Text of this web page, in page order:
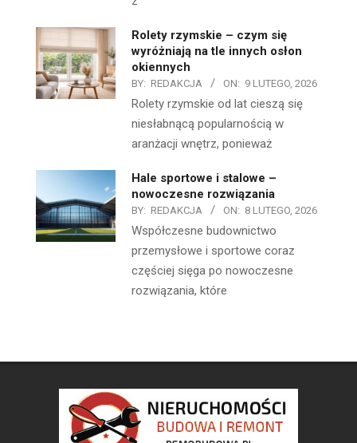
Rolety rzymskie – czym się
wyróżniają na tle innych osłon
okiennych
BY: REDAKCJA ON: 9 LUTEGO, 2026
Rolety rzymskie od lat cieszą się
niesłabnącą popularnością w
aranżacji wnętrz, ponieważ
Hale sportowe i stalowe –
nowoczesne rozwiązania
BY: REDAKCJA ON: 8 LUTEGO, 2026
Współczesne budownictwo
przemysłowe i sportowe coraz
częściej sięga po nowoczesne
rozwiązania, które